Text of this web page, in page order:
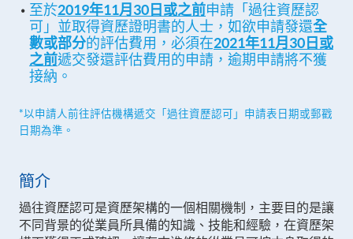
至於2019年11月 30 日或之前申請「過往資歷認
可」並取得資歷證明書的人士，如欲申請發還全
數或部分的評估費用，必須在2021年11月 30 日或
之前遞交發還評估費用的申請，逾期申請將不獲
接納。
*以申請人前往評估機構遞交「過往資歷認可」申請表日期或郵戳
日期為準。
簡介
過往資歷認可是資歷架構的一個相關機制，主要目的是讓
不同背景的從業員所具備的知識、技能和經驗，在資歷架